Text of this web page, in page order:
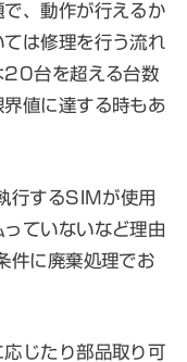
、動作が行えるか
は修理を行う流れ
20台を超える台数
値に達する時もあ
行するSIMが使用
ていないなど理由
件に廃棄処理でお
じたり部品取り可